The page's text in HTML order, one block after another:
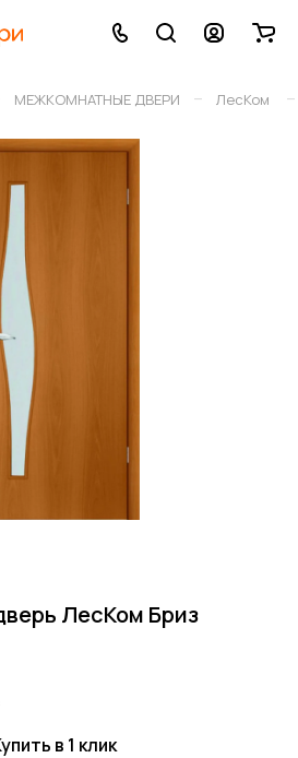
МЕЖКОМНАТНЫЕ ДВЕРИ – ЛесКом –
ЛесКом Бриз
в 1 клик